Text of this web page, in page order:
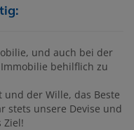
und auch bei der
behilflich zu
und der Wille, das Beste
stets unsere Devise und
Ziel!